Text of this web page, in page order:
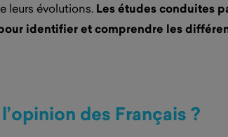
leurs évolutions. Les études conduites
identifier et comprendre les
des Français ?